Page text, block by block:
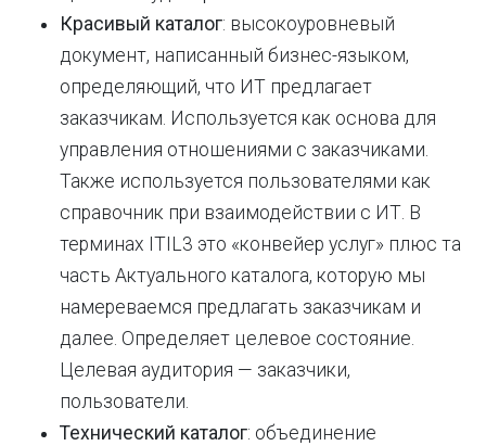
Красивый каталог: высокоуровневый
документ, написанный бизнес-языком,
определяющий, что ИТ предлагает
заказчикам. Используется как основа для
управления отношениями с заказчиками.
Также используется пользователями как
справочник при взаимодействии с ИТ. В
терминах ITIL3 это «конвейер услуг» плюс та
часть Актуального каталога, которую мы
намереваемся предлагать заказчикам и
далее. Определяет целевое состояние.
Целевая аудитория — заказчики,
пользователи.
Технический каталог: объединение